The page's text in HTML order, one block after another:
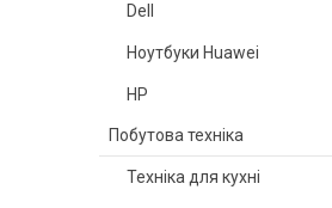
Dell
Ноутбуки Huawei
HP
Побутова техніка
Техніка для кухні